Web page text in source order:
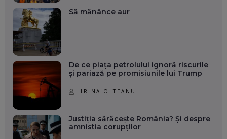
Să mănânce aur
De ce piața petrolului ignoră riscurile
și pariază pe promisiunile lui Trump
IRINA OLTEANU
Justiția sărăcește România? Și despre
amnistia corupților